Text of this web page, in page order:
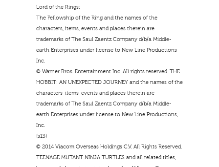
Lord of the Rings:
The Fellowship of the Ring and the names of the
characters, items, events and places therein are
trademarks of The Saul Zaentz Company d/b/a Middle-
earth Enterprises under license to New Line Productions,
Inc.
© Warner Bros. Entertainment Inc. All rights reserved. THE
HOBBIT: AN UNEXPECTED JOURNEY and the names of the
characters, items, events and places therein are
trademarks of The Saul Zaentz Company d/b/a Middle-
earth Enterprises under license to New Line Productions,
Inc.
(s13)
© 2014 Viacom Overseas Holdings C.V. All Rights Reserved.
TEENAGE MUTANT NINJA TURTLES and all related titles,